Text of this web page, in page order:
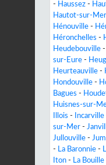
- Haussez -
Hautot-sur-Mer
Hénouville -
Héronchelles -
Heudebouville -
sur-Eure -
Heurteauville -
Hondouville -
Bagues -
Huisnes-sur-
Illois - Incarville
sur-Mer -
Jullouville -
- La Baronnie -
Iton - La Bouille